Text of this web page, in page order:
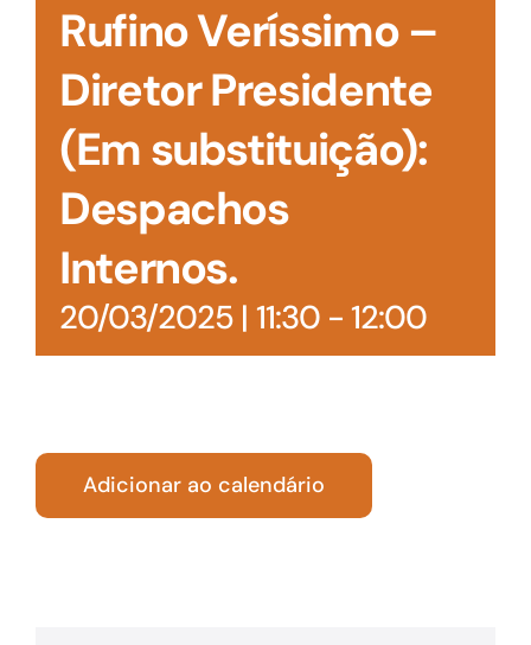
Rufino Veríssimo –
Diretor Presidente
(Em substituição):
Despachos
Internos.
20/03/2025 | 11:30- 12:00
Adicionar ao calendário